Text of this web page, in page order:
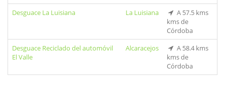
Desguace La Luisiana
La Luisiana
A 57.5 kms
kms de
Córdoba
Desguace Reciclado del automóvil
El Valle
Alcaracejos
A 58.4 kms
kms de
Córdoba